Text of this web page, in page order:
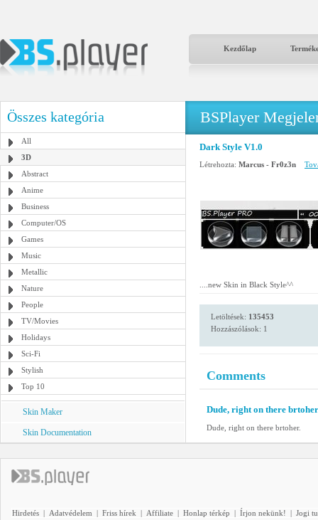
Kezdőlap
Összes kategória
All
3D
Abstract
Anime
Business
Computer/OS
Games
Music
Metallic
Nature
People
TV/Movies
Holidays
Sci-Fi
Stylish
Top 10
Skin Maker
Skin Documentation
BSPlayer
Dark Style V1.0
Létrehozta: Marcus - Fr0z3n
....new Skin in Black Style^^
Letöltések: 135453
Hozzászólások: 1
Comments
Dude, right on there
Dude, right on there brtoher.
Hirdetés | Adatvédelem | Friss hírek | Affiliate | Honlap térkép | Írjon nekünk! | Jogi